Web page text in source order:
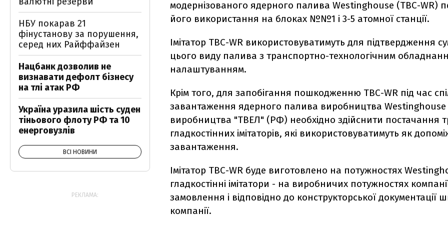
модернізованого ядерного палива Westinghouse (ТВС-WR)
його використання на блоках №№1 і 3-5 атомної станції.
Імітатор ТВС-WR використовуватимуть для підтвердження
цього виду палива з транспортно-технологічним
налаштуванням.
Крім того, для запобігання пошкодженню ТВС-WR під час
завантаження ядерного палива виробництва Westinghouse
виробництва "ТВЕЛ" (РФ) необхідно здійснити постачання
гладкостінних імітаторів, які використовуватимуть як
завантаження.
Імітатор ТВС-WR буде виготовлено на потужностях
гладкостінні імітатори - на виробничих потужностях
замовлення і відповідно до конструкторської документації
компанії.
НБУ покарав 21
фінустанову за порушення,
серед них Райффайзен
Нацбанк дозволив не
визнавати дефолт бізнесу
на тлі атак РФ
Україна уразила шість суден
тіньового флоту РФ та 10
енерговузлів
ВСІ НОВИНИ
РЕКЛАМА: